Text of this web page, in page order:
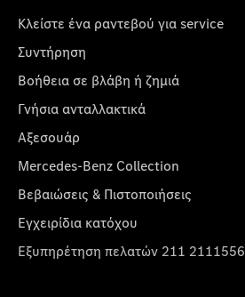
Κλείστε ένα ραντεβού για service
Συντήρηση
Βοήθεια σε βλάβη ή ζημιά
Γνήσια ανταλλακτικά
Αξεσουάρ
Mercedes-Benz Collection
Βεβαιώσεις & Πιστοποιήσεις
Εγχειρίδια κατόχου
Εξυπηρέτηση πελατών 211 2111556